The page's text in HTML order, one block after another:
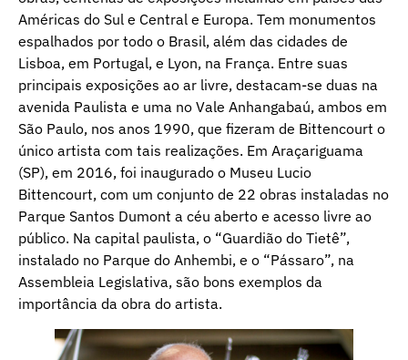
Américas do Sul e Central e Europa. Tem monumentos
espalhados por todo o Brasil, além das cidades de
Lisboa, em Portugal, e Lyon, na França. Entre suas
principais exposições ao ar livre, destacam-se duas na
avenida Paulista e uma no Vale Anhangabaú, ambos em
São Paulo, nos anos 1990, que fizeram de Bittencourt o
único artista com tais realizações. Em Araçariguama
(SP), em 2016, foi inaugurado o Museu Lucio
Bittencourt, com um conjunto de 22 obras instaladas no
Parque Santos Dumont a céu aberto e acesso livre ao
público. Na capital paulista, o “Guardião do Tietê”,
instalado no Parque do Anhembi, e o “Pássaro”, na
Assembleia Legislativa, são bons exemplos da
importância da obra do artista.